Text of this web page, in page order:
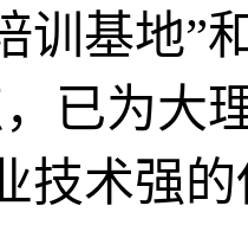
训基地”
已为大
技术强